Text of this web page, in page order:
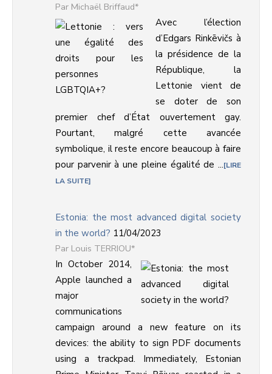
Michaël Briffaud*
Avec l’élection
d’Edgars Rinkēvičs à
la présidence de la
République, la
Lettonie vient de
se doter de son
premier chef d’État ouvertement gay.
Pourtant, malgré cette avancée
symbolique, il reste encore beaucoup à faire
pour parvenir à une pleine égalité de ... LIRE
LA SUITE
Estonia: the most advanced digital society
in the world? 11/04/2023
Louis TERRIOU*
In October 2014,
Apple launched a
major
communications
campaign around a new feature on its
devices: the ability to sign PDF documents
using a trackpad. Immediately, Estonian